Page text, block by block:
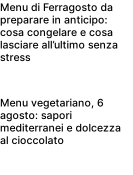
Menu di Ferragosto da
preparare in anticipo:
cosa congelare e cosa
lasciare all’ultimo senza
stress
Menu vegetariano, 6
agosto: sapori
mediterranei e dolcezza
al cioccolato